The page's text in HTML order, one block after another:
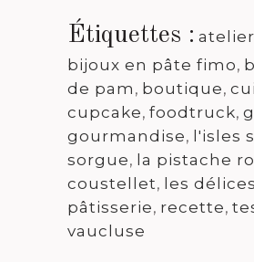
Étiquettes : atelier
bijoux en pâte fimo,
de pam , boutique,
cupcake, foodtruck,
gourmandise, l'isles
sorgue, la pistache
coustellet, les
pâtisserie, recette,
vaucluse